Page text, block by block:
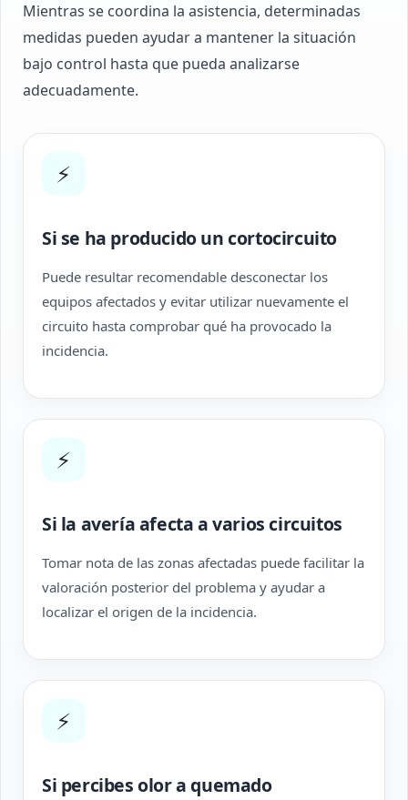
Mientras se coordina la asistencia, determinadas
medidas pueden ayudar a mantener la situación
bajo control hasta que pueda analizarse
adecuadamente.
⚡
Si se ha producido un cortocircuito
Puede resultar recomendable desconectar los
equipos afectados y evitar utilizar nuevamente el
circuito hasta comprobar qué ha provocado la
incidencia.
⚡
Si la avería afecta a varios circuitos
Tomar nota de las zonas afectadas puede facilitar la
valoración posterior del problema y ayudar a
localizar el origen de la incidencia.
⚡
Si percibes olor a quemado